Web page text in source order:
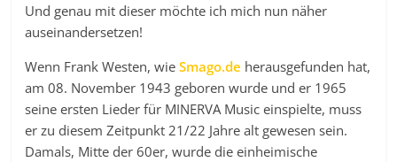
Und genau mit dieser möchte ich mich nun näher
auseinandersetzen!
Wenn Frank Westen, wieSmago.de herausgefunden hat,
am 08. November 1943 geboren wurde und er 1965
seine ersten Lieder für MINERVA Music einspielte, muss
er zu diesem Zeitpunkt 21/22 Jahre alt gewesen sein.
Damals, Mitte der 60er, wurde die einheimische